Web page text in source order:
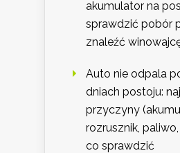
akumulator na
sprawdzić pobór
znaleźć
Auto nie odpala
dniach postoju:
przyczyny
rozrusznik, paliwo,
co sprawdzić